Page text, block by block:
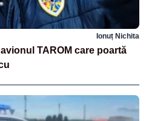
Ionuț Nichita
TAROM care poartă